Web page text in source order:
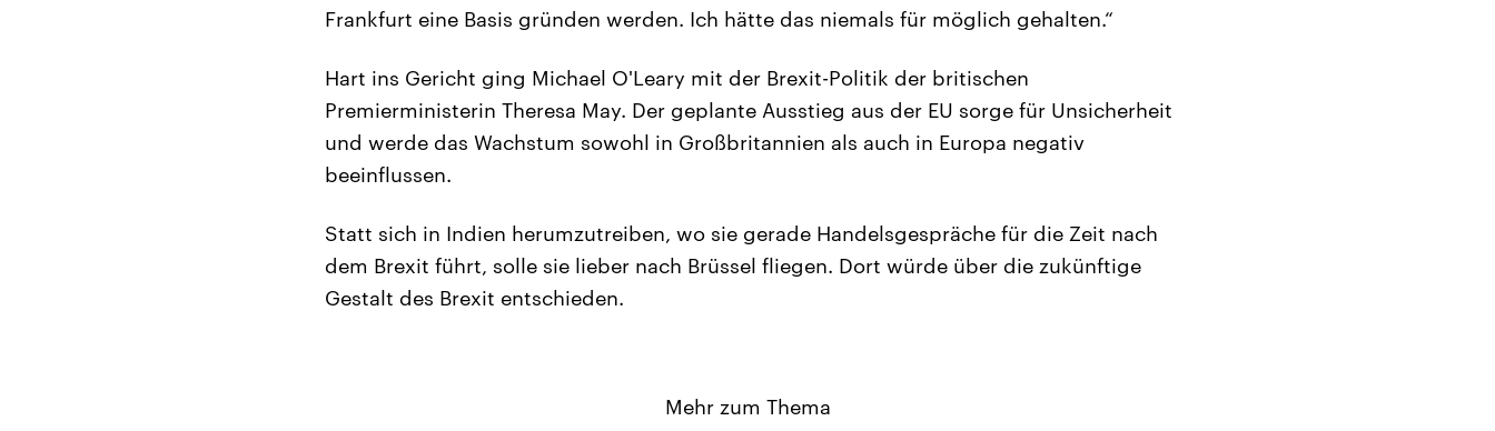
Frankfurt eine Basis gründen werden. Ich hätte das niemals für möglich gehalten.“
Hart ins Gericht ging Michael O'Leary mit der Brexit-Politik der britischen
Premierministerin Theresa May. Der geplante Ausstieg aus der EU sorge für Unsicherheit
und werde das Wachstum sowohl in Großbritannien als auch in Europa negativ
beeinflussen.
Statt sich in Indien herumzutreiben, wo sie gerade Handelsgespräche für die Zeit nach
dem Brexit führt, solle sie lieber nach Brüssel fliegen. Dort würde über die zukünftige
Gestalt des Brexit entschieden.
Mehr zum Thema